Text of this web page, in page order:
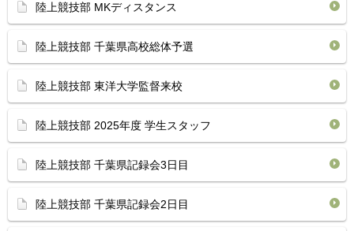
陸上競技部 MKディスタンス
陸上競技部 千葉県高校総体予選
陸上競技部 東洋大学監督来校
陸上競技部 2025年度 学生スタッフ
陸上競技部 千葉県記録会3日目
陸上競技部 千葉県記録会2日目